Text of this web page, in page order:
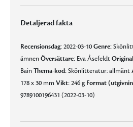
Detaljerad fakta
Recensionsdag:2022-03-10Genre:
ämnenÖversättare: Eva Åsefeldt
BainThema-kod:Skönlitteratur: allmänt
178 x 30 mmVikt:246 g Format
9789100196431 (2022-03-10)